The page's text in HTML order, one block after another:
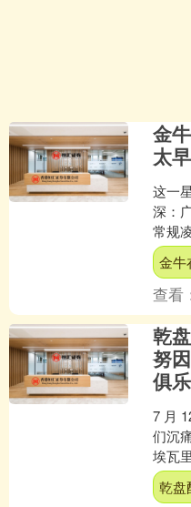
金
太
这一
深：
常规
南海
下简
金牛
查看
乾
努
俱
7 月
们沉
埃瓦
年仅
出战
乾盘